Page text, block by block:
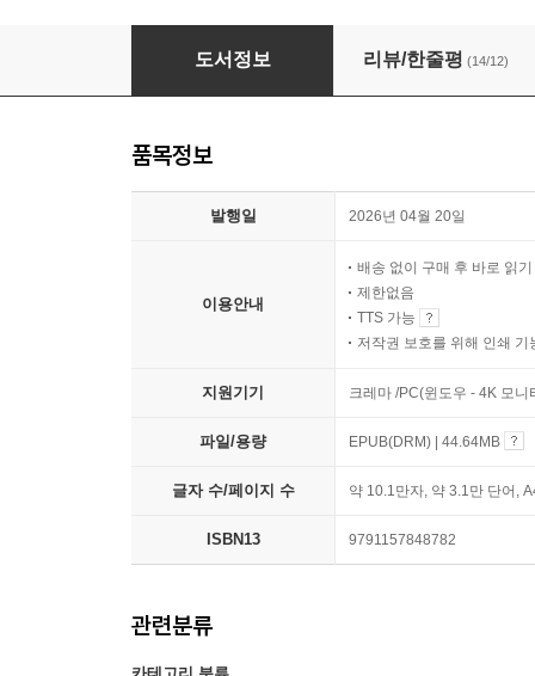
여전히 주도주를 사라
도서정보 리뷰/한줄평 (14/12)
품목정보
발행일 2026년 04월 20일
이용안내
배송 없이 구매 후 바로 읽기
제한없음
TTS 가능
저작권 보호를 위해 인쇄 기
지원기기 크레마 /PC(윈도우 - 4K 모
파일/용량 EPUB(DRM) | 44.64MB
글자 수/페이지 수 약 10.1만자, 약 3.1만 단어,
ISBN13 9791157848782
관련분류